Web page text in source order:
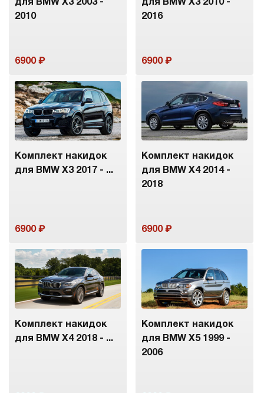
для BMW X3 2003 -
2010
6900
для BMW X3 2010 -
2016
6900
Комплект накидок
для BMW X3 2017 - ...
6900
Комплект накидок
для BMW X4 2014 -
2018
6900
Комплект накидок
для BMW X4 2018 - ...
Комплект накидок
для BMW X5 1999 -
2006